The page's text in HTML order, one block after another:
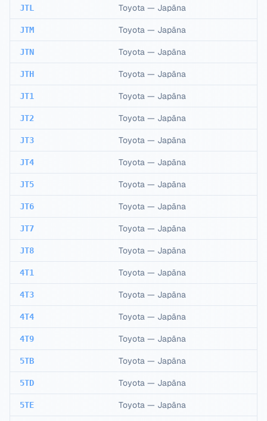
JTL Toyota — Japāna
JTM Toyota — Japāna
JTN Toyota — Japāna
JTH Toyota — Japāna
JT1 Toyota — Japāna
JT2 Toyota — Japāna
JT3 Toyota — Japāna
JT4 Toyota — Japāna
JT5 Toyota — Japāna
JT6 Toyota — Japāna
JT7 Toyota — Japāna
JT8 Toyota — Japāna
4T1 Toyota — Japāna
4T3 Toyota — Japāna
4T4 Toyota — Japāna
4T9 Toyota — Japāna
5TB Toyota — Japāna
5TD Toyota — Japāna
5TE Toyota — Japāna